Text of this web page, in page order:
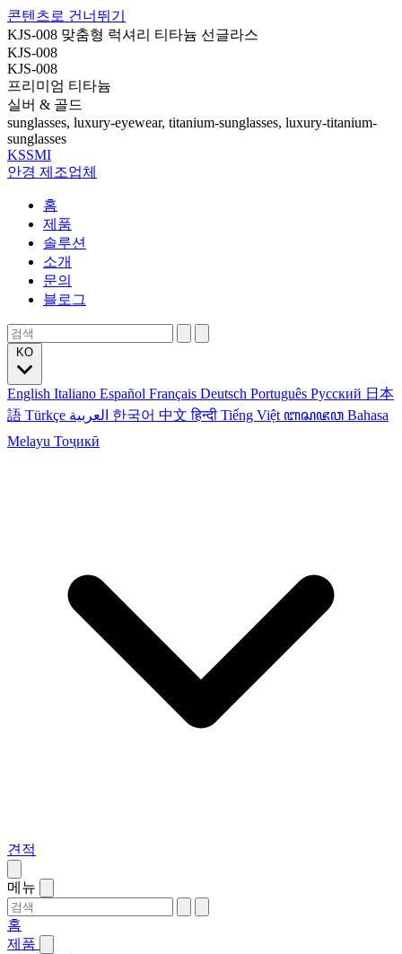
콘텐츠로 건너뛰기
KJS-008 맞춤형 럭셔리 티타늄 선글라스
KJS-008
KJS-008
프리미엄 티타늄
실버 & 골드
sunglasses, luxury-eyewear, titanium-sunglasses, luxury-titanium-
sunglasses
KSSMI
안경 제조업체
홈
제품
솔루션
소개
문의
블로그
English Italiano Español Français Deutsch Português Русский 日本
語 Türkçe 한국어 中文हिन्दी Tiếng Việt ꦧꦱꦗꦮ Bahasa
Melayu Тоҷикӣ
견적
메뉴
홈
제품